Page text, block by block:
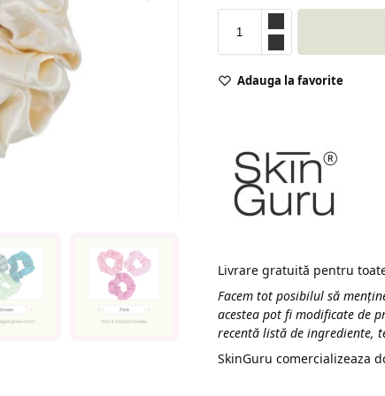
Adauga la favorite
Livrare gratuită pentru
Facem tot posibilul să
acestea pot fi modificate de
recentă listă de ingrediente,
SkinGuru comercializeaza